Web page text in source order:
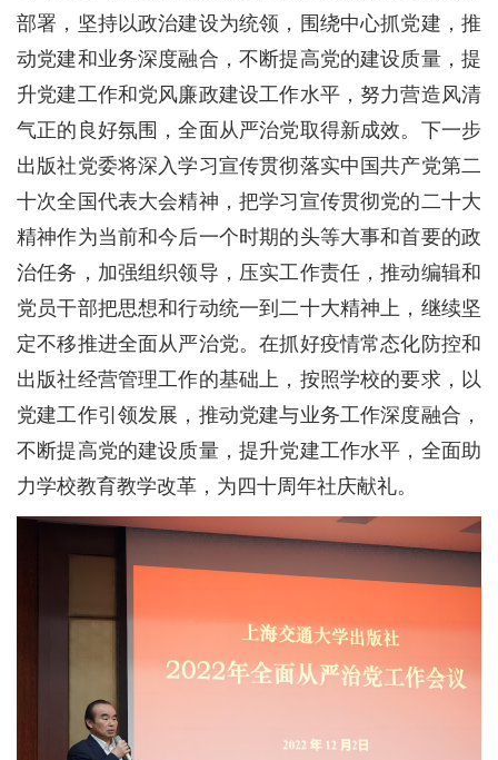
部署，坚持以政治建设为统领，围绕中心抓党建，推
动党建和业务深度融合，不断提高党的建设质量，提
升党建工作和党风廉政建设工作水平，努力营造风清
气正的良好氛围，全面从严治党取得新成效。下一步
出版社党委将深入学习宣传贯彻落实中国共产党第二
十次全国代表大会精神，把学习宣传贯彻党的二十大
精神作为当前和今后一个时期的头等大事和首要的政
治任务，加强组织领导，压实工作责任，推动编辑和
党员干部把思想和行动统一到二十大精神上，继续坚
定不移推进全面从严治党。在抓好疫情常态化防控和
出版社经营管理工作的基础上，按照学校的要求，以
党建工作引领发展，推动党建与业务工作深度融合，
不断提高党的建设质量，提升党建工作水平，全面助
力学校教育教学改革，为四十周年社庆献礼。